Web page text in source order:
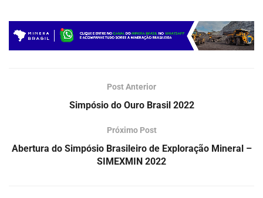
Post Anterior
Simpósio do Ouro Brasil 2022
Próximo Post
Abertura do Simpósio Brasileiro de Exploração Mineral –
SIMEXMIN 2022